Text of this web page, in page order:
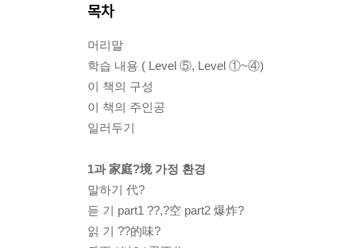
목차
머리말
학습 내용 ( Level ⑤, Level ①~④)
이 책의 구성
이 책의 주인공
일러두기
1과 家庭?境 가정 환경
말하기 代?
듣 기 part1 ??,?空 part2 爆炸?
읽 기 ??的味?